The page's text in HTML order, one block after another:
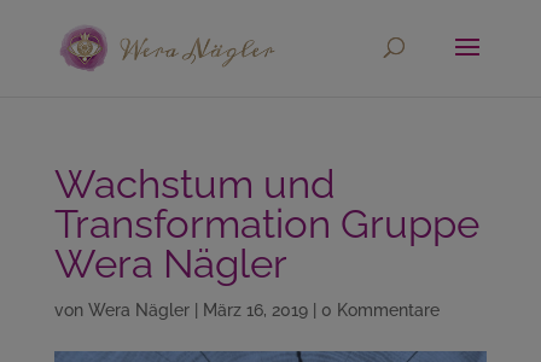
Wachstum und
Transformation Gruppe
Wera Nägler
von Wera Nägler| März 16, 2019| 0 Kommentare